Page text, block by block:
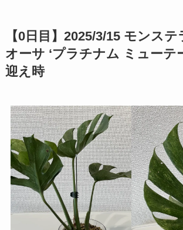
【0日目】2025/3/15 モンス
オーサ ‘プラチナム ミューテ
迎え時